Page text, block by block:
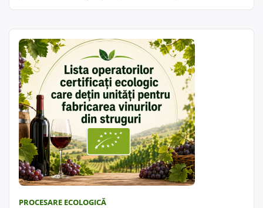
categoria depozite de semințe de consum. Din
aceste date nu …
Cite;te mai departe„Lista
operatorilor
certificați
ecologic
care
dețin
depozite
de
semințe
de
PROCESARE ECOLOGICĂ